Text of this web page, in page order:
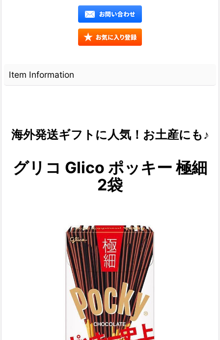
Item Information
海外発送ギフトに人気！お土産にも♪
グリコ Glico ポッキー 極細
2袋